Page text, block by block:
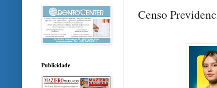
Censo
Publicidade